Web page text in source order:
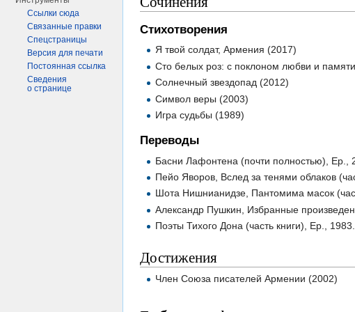
Стихотворения
Я твой солдат, Армения (2017)
Сто белых роз: с поклоном любви и
Солнечный звездопад (2012)
Символ веры (2003)
Игра судьбы (1989)
Переводы
Басни Лафонтена (почти полностью), Ер.,
Пейо Яворов, Вслед за тенями облаков
Шота Нишнианидзе, Пантомима масок
Александр Пушкин, Избранные
Поэты Тихого Дона (часть книги), Ер., 1983.
Достижения
Член Союза писателей Армении (2002)
Ссылки сюда
Связанные правки
Спецстраницы
Версия для печати
Постоянная ссылка
Сведения
о странице